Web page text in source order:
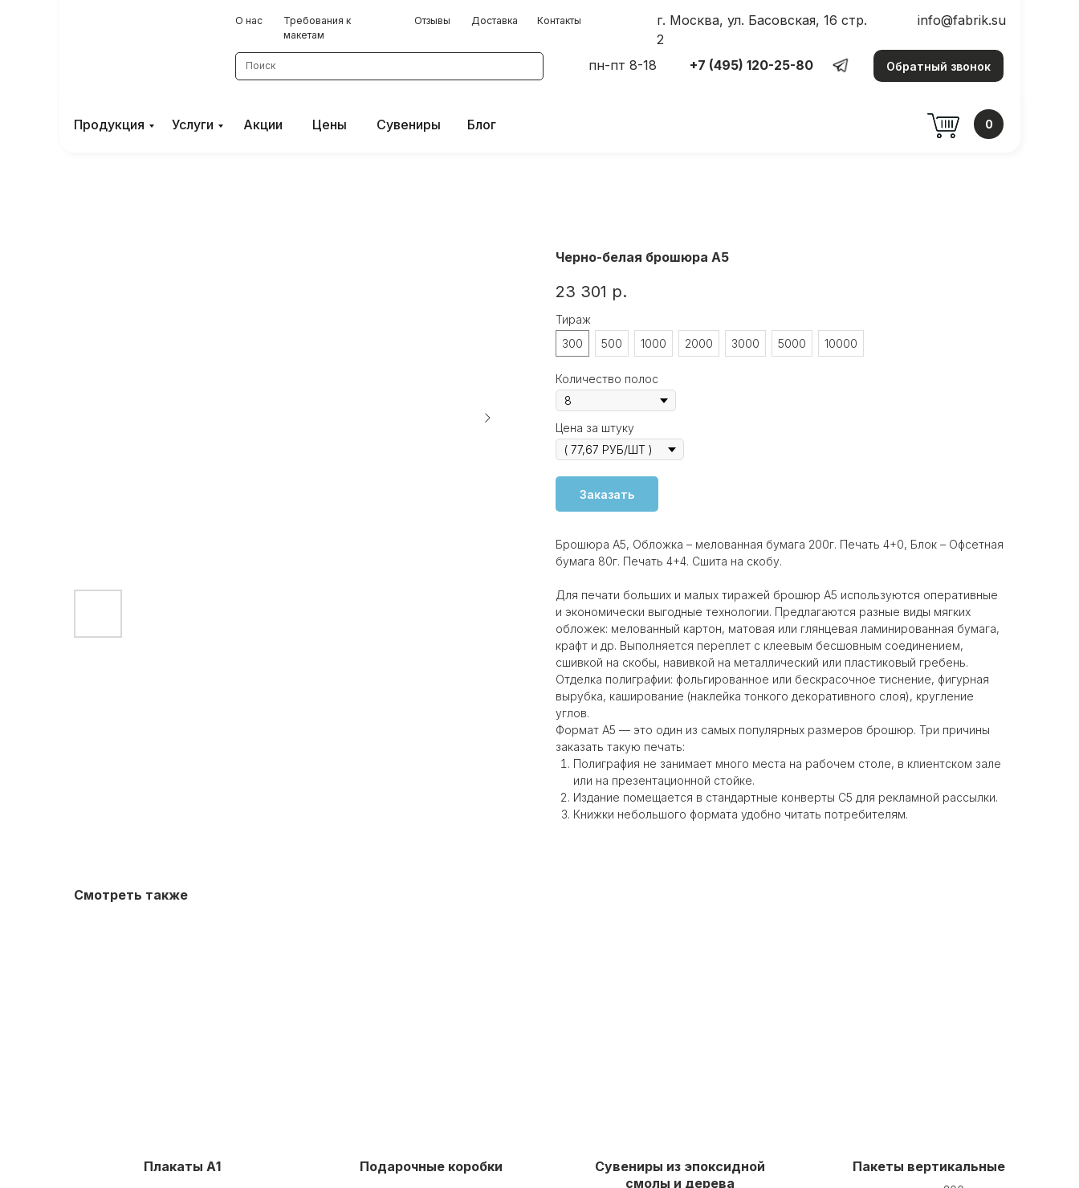
Обратный звонок
пн-пт 8-18
г. Москва, ул. Басовская, 16 стр.
2
info@fabrik.su
+7 (495) 120-25-80
Поиск
О нас Контакты
Отзывы Доставка
Требования к
макетам
0
Продукция Услуги Цены
Акции Сувениры Блог
Продукция Услуги Цены
Акции Сувениры
г. Москва, ул. Басовская, 16 стр.
Контакты
Доставка
Требования к
Черно-белая брошюра А5
23 301 р.
Тираж
300
500 1000 2000 3000 5000 10000
Количество полос
Цена за штуку
Заказать
Брошюра А5, Обложка – мелованная бумага 200г. Печать 4+0, Блок – Офсетная
бумага 80г. Печать 4+4. Сшита на скобу.
Для печати больших и малых тиражей брошюр А5 используются оперативные
и экономически выгодные технологии. Предлагаются разные виды мягких
обложек: мелованный картон, матовая или глянцевая ламинированная бумага,
крафт и др. Выполняется переплет с клеевым бесшовным соединением,
сшивкой на скобы, навивкой на металлический или пластиковый гребень.
Отделка полиграфии: фольгированное или бескрасочное тиснение, фигурная
вырубка, каширование (наклейка тонкого декоративного слоя), кругление
углов.
Формат А5 — это один из самых популярных размеров брошюр. Три причины
заказать такую печать:
Полиграфия не занимает много места на рабочем столе, в клиентском зале
или на презентационной стойке.
Издание помещается в стандартные конверты С5 для рекламной рассылки.
Книжки небольшого формата удобно читать потребителям.
Смотреть также
Плакаты А1 Подарочные коробки
Сувениры из эпоксидной
смолы и дерева
Пакеты вертикальные